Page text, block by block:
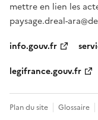
mettre en lien les
paysage.dreal-
info.gouv.fr
legifrance.gouv.fr
Plan du site Glossaire